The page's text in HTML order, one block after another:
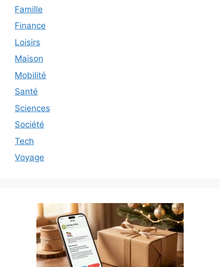
Famille
Finance
Loisirs
Maison
Mobilité
Santé
Sciences
Société
Tech
Voyage